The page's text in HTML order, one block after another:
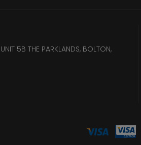
5B THE PARKLANDS, BOLTON,